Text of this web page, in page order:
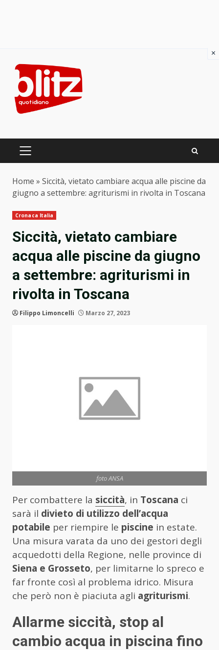
content
PRIMARY
Home » Siccità, vietato cambiare acqua alle piscine da
giugno a settembre: agriturismi in rivolta in Toscana
Cronaca Italia
Siccità, vietato cambiare
acqua alle piscine da giugno
a settembre: agriturismi in
rivolta in Toscana
Filippo Limoncelli Marzo 27, 2023
foto ANSA
Per combattere la siccità, in Toscana ci
sarà il divieto di utilizzo dell’acqua
potabile per riempire le piscine in estate.
Una misura varata da uno dei gestori degli
acquedotti della Regione, nelle province di
Siena e Grosseto, per limitarne lo spreco e
far fronte così al problema idrico. Misura
che però non è piaciuta agli agriturismi.
Allarme siccità, stop al
cambio acqua in piscina fino
×